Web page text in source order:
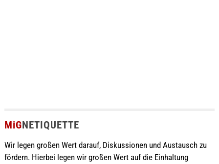
MiGNETIQUETTE
Wir legen großen Wert darauf, Diskussionen und Austausch zu
fördern. Hierbei legen wir großen Wert auf die Einhaltung